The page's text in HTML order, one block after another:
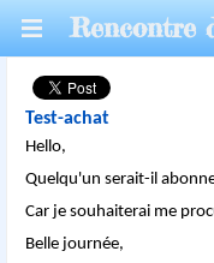
Rencontre
Test-achat
Hello,
Quelqu'un serait-il
Car je souhaiterai me
Belle journée,